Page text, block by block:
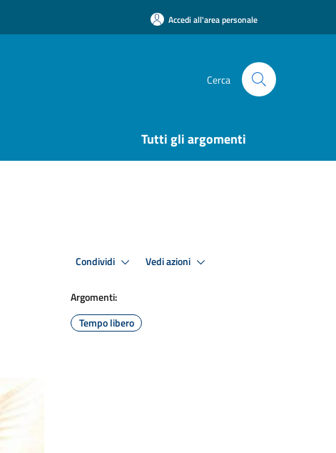
Accedi all'area personale
Cerca
Tutti gli argomenti
Condividi Vedi azioni
Argomenti:
Tempo libero